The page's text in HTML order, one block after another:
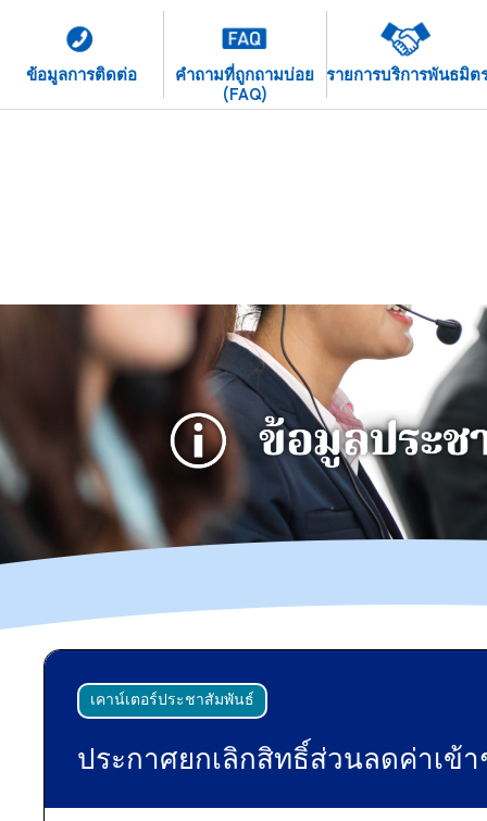
ข้อมูลการติดต่อ
คําถามที่ถูกถามบ่อย
(FAQ)
รายการบริการพันธมิต
เคาน์เตอร์ประชาสัมพันธ์
ประกาศยกเลิกสิทธิ์ส่วนลดค่าเข้า